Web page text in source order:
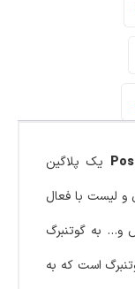
یک پلاگین
لیست با فعال
و… به گوتنبرگ
است که به